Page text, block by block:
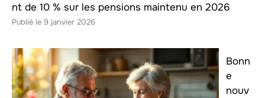
nt de 10 % sur les pensions maintenu en 2026
9 janvier 2026
Bonn
e
nouv